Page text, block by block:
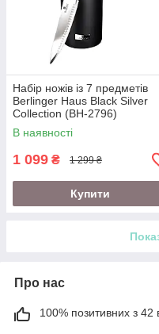
Набір ножів із 7 предметів
Berlinger Haus Black Silver
Collection (BH-2796)
В наявності
1 099 ₴ 1 299 ₴
Купити
Про нас
100% позитивних з 42